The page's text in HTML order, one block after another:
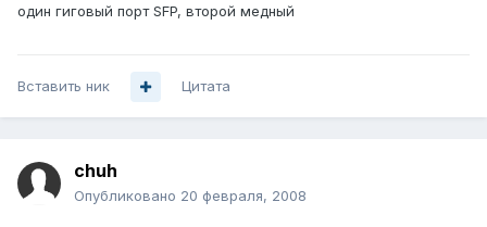
один гиговый порт SFP, второй медный
Вставить ник Цитата
chuh
Опубликовано 20 февраля, 2008